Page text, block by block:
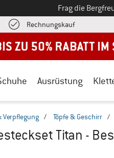
Frag die
RechnungskaufFinde die
Ausrüstung
Verpflegung / Töpfe & Geschirr /
Titan -